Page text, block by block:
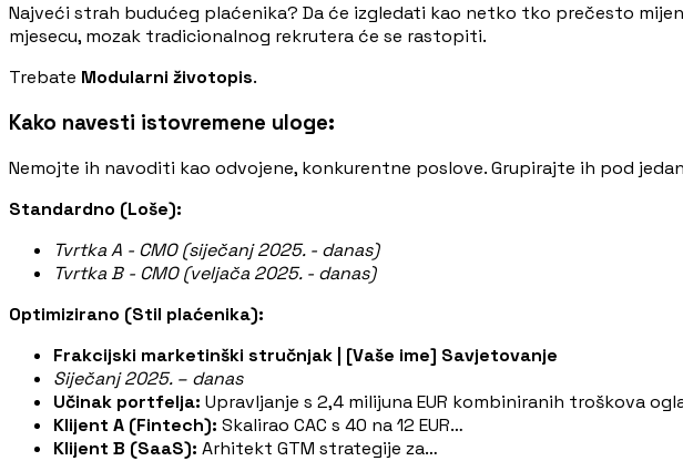
Najveći strah budućeg plaćenika? Da će izgledati kao netko tko prečesto
mjesecu, mozak tradicionalnog rekrutera će se rastopiti.
Trebate Modularni životopis.
Kako navesti istovremene uloge:
Nemojte ih navoditi kao odvojene, konkurentne poslove. Grupirajte ih pod
Standardno (Loše):
Tvrtka A - CMO (siječanj 2025. - danas)
Tvrtka B - CMO (veljača 2025. - danas)
Optimizirano (Stil plaćenika):
Frakcijski marketinški stručnjak | [Vaše ime] Savjetovanje
Siječanj 2025. – danas
Učinak portfelja: Upravljanje s 2,4 milijuna EUR kombiniranih troškova
Klijent A (Fintech): Skalirao CAC s 40 na 12 EUR…
Klijent B (SaaS): Arhitekt GTM strategije za…